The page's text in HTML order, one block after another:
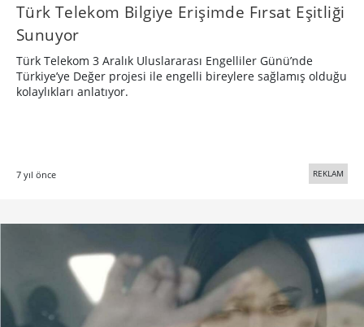
Türk Telekom Bilgiye Erişimde Fırsat Eşitliği
Sunuyor
Türk Telekom 3 Aralık Uluslararası Engelliler Günü’nde
Türkiye’ye Değer projesi ile engelli bireylere sağlamış olduğu
kolaylıkları anlatıyor.
7 yıl önce REKLAM